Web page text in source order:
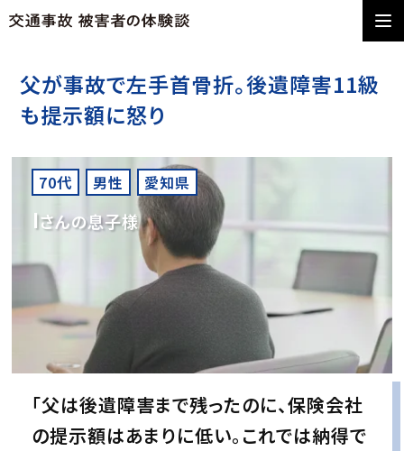
父が事故で左手首骨折。後遺障害11級
も提示額に怒り
70代 男性 愛知県
Iさんの息子様
「父は後遺障害まで残ったのに、保険会社
の提示額はあまりに低い。これでは納得で